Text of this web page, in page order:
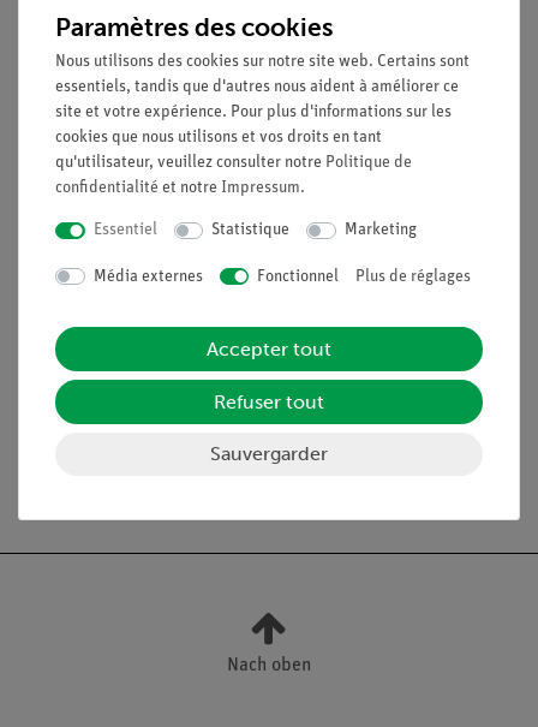
Ampoule 4V / 0,08A,
E10, 10 pièces
06154-
03
Fil de constantan, d =
0,2 mm, l = 100 m
06100-
00
1
Multimètre analogique,
AC/DC, 2 MΩprotection
contre les surcharges
07021-
PHYWE Alimentation
CC: 0...12 V, 2 A / CA: 6
V, 12 V, 5 A
13506-
93
1
Nach oben
Paramètres des cookies
Nous utilisons des cookies sur notre site web. Certains sont
essentiels, tandis que d'autres nous aident à améliorer ce
site et votre expérience. Pour plus d'informations sur les
cookies que nous utilisons et vos droits en tant
qu'utilisateur, veuillez consulter notre Politique de
confidentialité et notre Impressum.
Essentiel Statistique Marketing
Média externes Fonctionnel Plus de réglages
Accepter tout
Refuser tout
Sauvergarder